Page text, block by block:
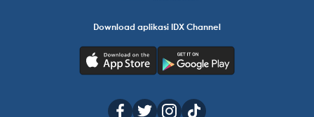
Download aplikasi IDX Channel